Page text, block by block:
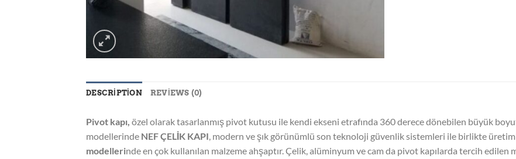
DESCRIPTION REVIEWS (0)
Pivot kapı, özel olarak tasarlanmış pivot kutusu ile kendi ekseni etrafında 360 derece dönebilen büyük
modellerinde NEF ÇELİK KAPI, modern ve şık görünümlü son teknoloji güvenlik sistemleri ile birlikte
modellerinde en çok kullanılan malzeme ahşaptır. Çelik, alüminyum ve cam da pivot kapılarda tercih edilen